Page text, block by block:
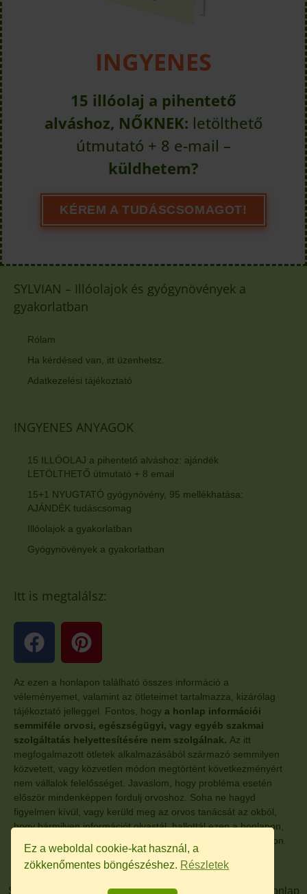
INGYENES
15 illóolaj a pihentető
alváshoz, NŐKNEK: letölthető
útmutató + 8 e-mail –
küldhetem?
KÉREM A TUDÁSCSOMAGOT!
SYLVIAN – Illóolajok és gyógynövények a
gyakorlatban
Rólam
Ha kérdésed van, itt üzenhetsz.
Adatkezelési tájékoztató
INGYENES ANYAGOK
15 ILLÓOLAJ a pihentető alváshoz: ajándék
LETÖLTHETŐ útmutató + 8 email
15+1 NYUGTATÓ gyógynövény, 95 mellékhatása:
AJÁNDÉK tudáscsomag
Illóolajok a gyakorlatban
Gyógynövények a gyakorlatban
Itt is megtalálsz:
Az ezen a honlapon található összes információ a
véleményemet, valamint az ötleteimet tartalmazza, kizárólag
tájékoztató jelleggel. Fontos, hogy a honlap információi
semmiféle orvosi, egészségügyi, vagy egyéb szakmai
szolgáltatás helyettesítésére nem szolgálnak. Az itt
megfogalmazott ötletek alkalmazásából származó semmilyen
közvetett, vagy közvetlen módon megtörtént következményért
nem vállalok felelősséget. Javaslom, hogy probléma esetén
először mindenképpen fordulj orvoshoz. Soha ne hagyd
figyelmen kívül, vagy kerüld meg az orvos tanácsát az okból,
hogy bármilyen információt olvastál, hallottál ezen a honlapon,
vagy a honlaphoz kapcsolódó, egyéb más oldalon, anyagokon.
SYLVIAN.HU – A honlap tartalmát szerzői jog védi. A honlap
Ez a weboldal cookie-kat használ, a
zökkenőmentes böngészéshez. Részletek